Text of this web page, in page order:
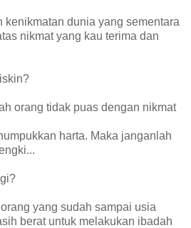
kenikmatan dunia yang sementara
nikmat yang kau terima dan
orang tidak puas dengan nikmat
harta. Maka janganlah
yang sudah sampai usia
berat untuk melakukan ibadah